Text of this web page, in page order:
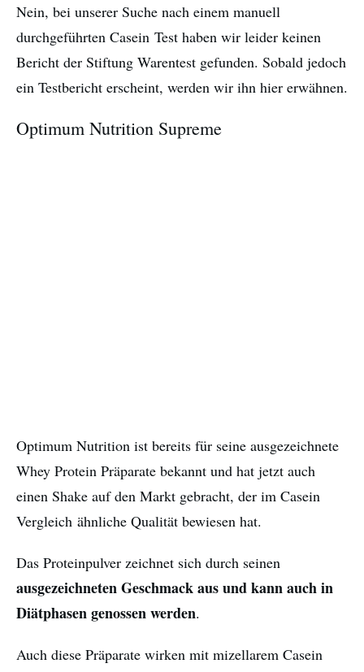
Nein, bei unserer Suche nach einem manuell
durchgeführten Casein Test haben wir leider keinen
Bericht der Stiftung Warentest gefunden. Sobald jedoch
ein Testbericht erscheint, werden wir ihn hier erwähnen.
Optimum Nutrition Supreme
Optimum Nutrition ist bereits für seine ausgezeichnete
Whey Protein Präparate bekannt und hat jetzt auch
einen Shake auf den Markt gebracht, der im Casein
Vergleich ähnliche Qualität bewiesen hat.
Das Proteinpulver zeichnet sich durch seinen
ausgezeichneten Geschmack aus und kann auch in
Diätphasen genossen werden.
Auch diese Präparate wirken mit mizellarem Casein